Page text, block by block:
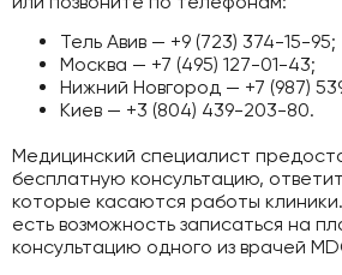
Тель Авив — +9 (723) 374-15-95;
Москва — +7 (495) 127-01-43;
Нижний Новгород — +7 (987)
Киев — +3 (804) 439-203-80.
Медицинский специалист
бесплатную консультацию,
которые касаются работы
есть возможность записаться на
консультацию одного из врачей